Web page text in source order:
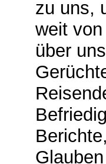
zu uns,
weit
über